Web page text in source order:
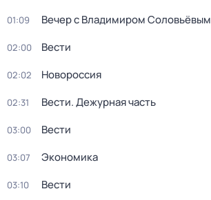
01:09 Вечер с Владимиром Соловьёвым
02:00 Вести
02:02 Новороссия
02:31 Вести. Дежурная часть
03:00 Вести
03:07 Экономика
03:10 Вести